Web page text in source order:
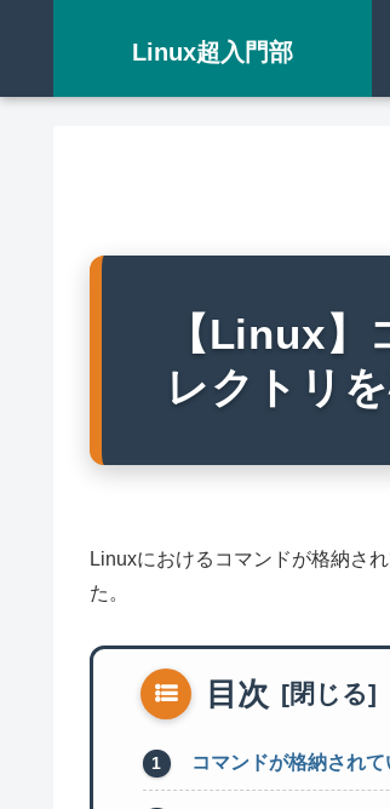
Linux超入門部
【Linux
レクトリ
Linuxにおけるコマンドが格納さ
た。
目次
コマンドが格納され